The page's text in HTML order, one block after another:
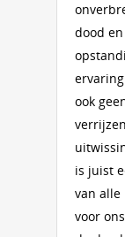
dood
ook
is juist
van alle
voor